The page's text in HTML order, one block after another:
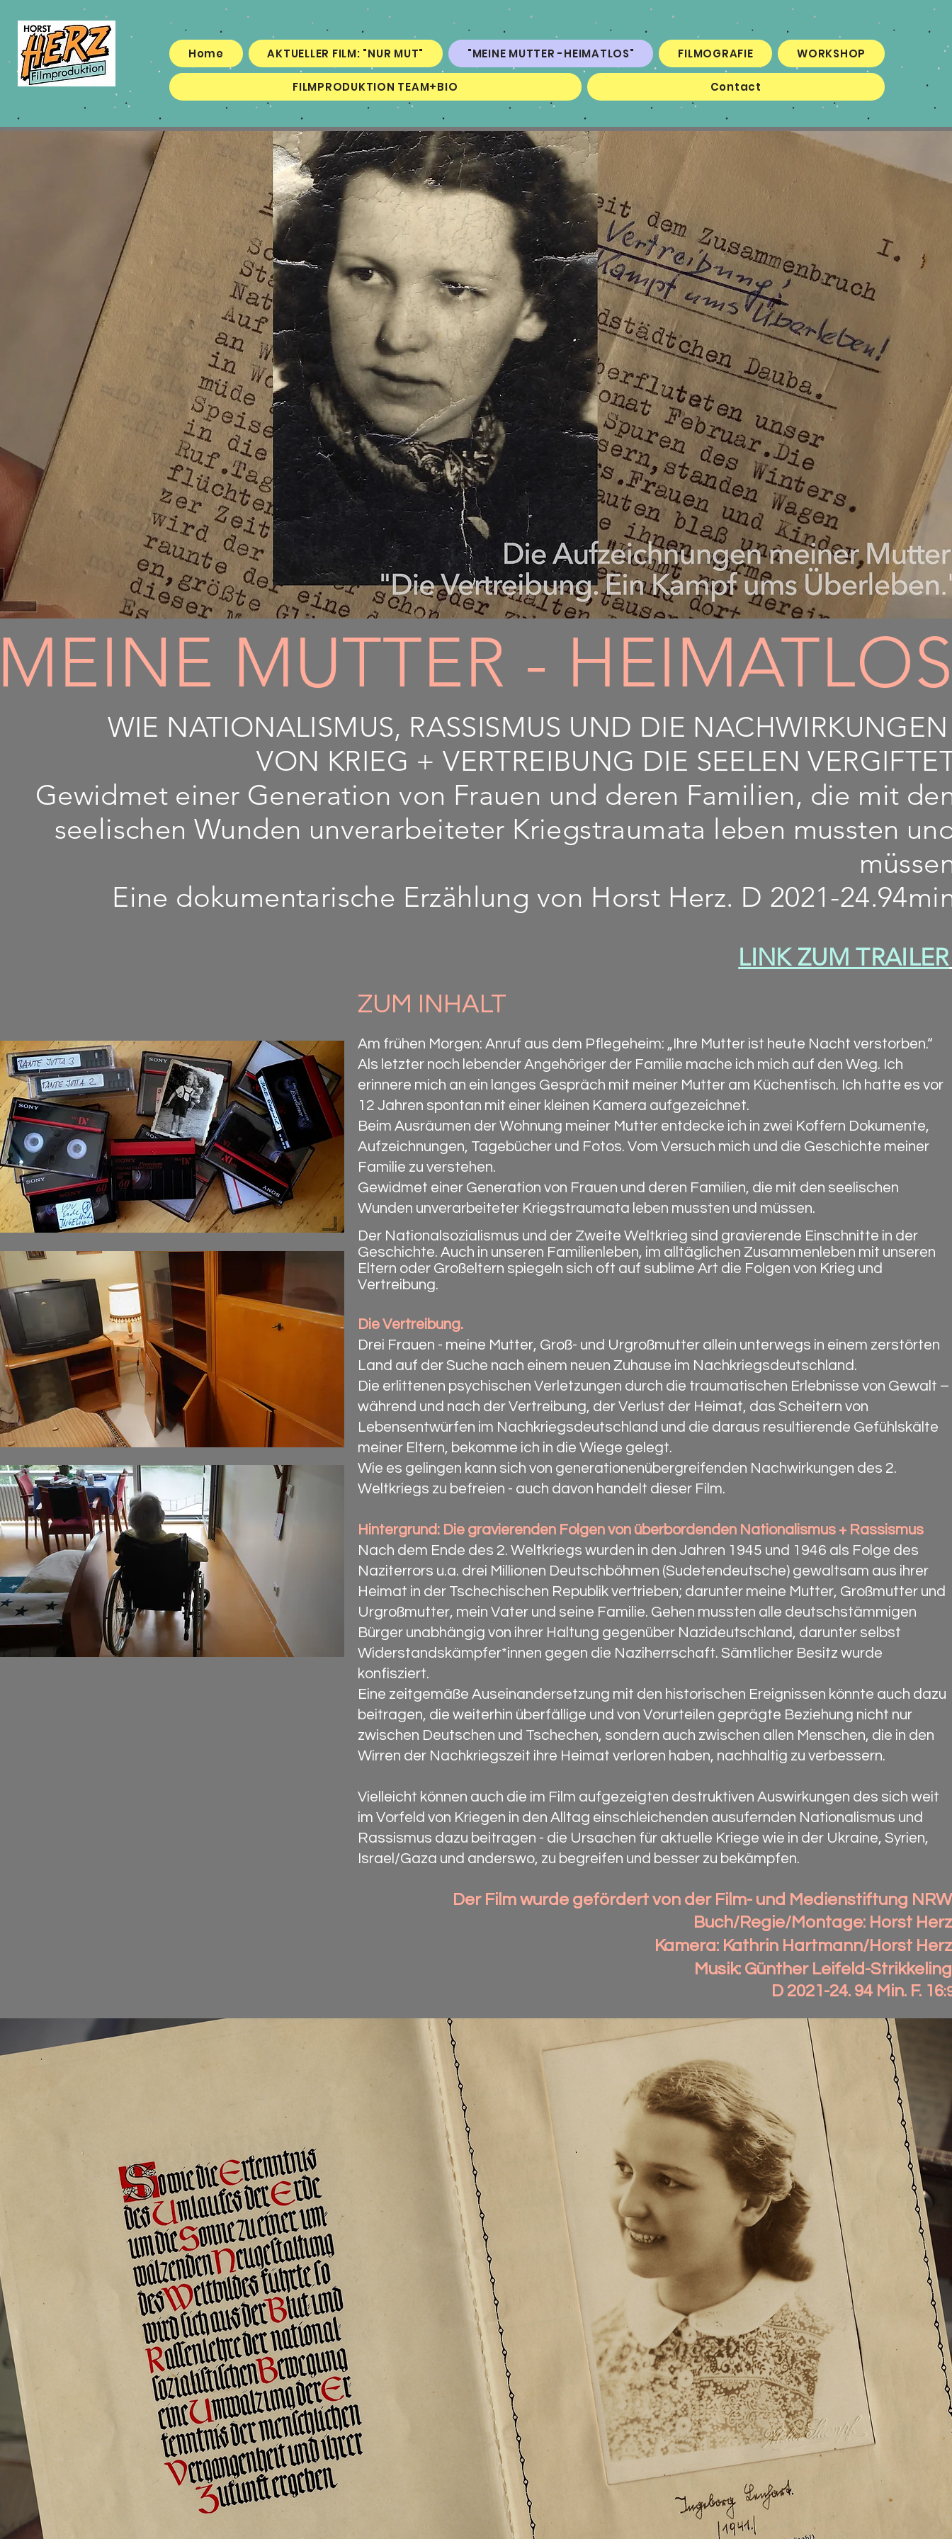
Home AKTUELLER FILM: "NUR MUT" "MEINE MUTTER -HEIMATLOS" FILMOGRAFIE WORKSHOP
FILMPRODUKTION TEAM+BIO Contact
MUTTER -
WIE NATIONALISMUS, RASSISMUS UND DIE
VON KRIEG + VERTREIBUNG DIE SEELEN
Gewidmet einer Generation von Frauen und deren Familien, die mit
seelischen Wunden unverarbeiteter Kriegstraumata leben mussten
Eine dokumentarische Erzählung von Horst Herz. D 2021-
LINK ZUM TRAILER
ZUM INHALT
Am frühen Morgen: Anruf aus dem Pflegeheim: „Ihre Mutter ist heute Nacht verstorben.“
Als letzter noch lebender Angehöriger der Familie mache ich mich auf den Weg. Ich
erinnere mich an ein langes Gespräch mit meiner Mutter am Küchentisch. Ich hatte es vor
12 Jahren spontan mit einer kleinen Kamera aufgezeichnet.
Beim Ausräumen der Wohnung meiner Mutter entdecke ich in zwei Koffern Dokumente,
Aufzeichnungen, Tagebücher und Fotos. Vom Versuch mich und die Geschichte meiner
Familie zu verstehen.
Gewidmet einer Generation von Frauen und deren Familien, die mit den seelischen
Wunden unverarbeiteter Kriegstraumata leben mussten und müssen.
Der Nationalsozialismus und der Zweite Weltkrieg sind gravierende Einschnitte in der
Geschichte. Auch in unseren Familienleben, im alltäglichen Zusammenleben mit unseren
Eltern oder Großeltern spiegeln sich oft auf sublime Art die Folgen von Krieg und
Vertreibung.
Die Vertreibung.
Drei Frauen - meine Mutter, Groß- und Urgroßmutter allein unterwegs in einem zerstörten
Land auf der Suche nach einem neuen Zuhause im Nachkriegsdeutschland.
Die erlittenen psychischen Verletzungen durch die traumatischen Erlebnisse von Gewalt –
während und nach der Vertreibung, der Verlust der Heimat, das Scheitern von
Lebensentwürfen im Nachkriegsdeutschland und die daraus resultierende Gefühlskälte
meiner Eltern, bekomme ich in die Wiege gelegt.
Wie es gelingen kann sich von generationenübergreifenden Nachwirkungen des 2.
Weltkriegs zu befreien - auch davon handelt dieser Film.
Hintergrund: Die gravierenden Folgen von überbordenden Nationalismus + Rassismus
Nach dem Ende des 2. Weltkriegs wurden in den Jahren 1945 und 1946 als Folge des
Naziterrors u.a. drei Millionen Deutschböhmen (Sudetendeutsche) gewaltsam aus ihrer
Heimat in der Tschechischen Republik vertrieben; darunter meine Mutter, Großmutter und
Urgroßmutter, mein Vater und seine Familie. Gehen mussten alle deutschstämmigen
Bürger unabhängig von ihrer Haltung gegenüber Nazideutschland, darunter selbst
Widerstandskämpfer*innen gegen die Naziherrschaft. Sämtlicher Besitz wurde
konfisziert.
Eine zeitgemäße Auseinandersetzung mit den historischen Ereignissen könnte auch dazu
beitragen, die weiterhin überfällige und von Vorurteilen geprägte Beziehung nicht nur
zwischen Deutschen und Tschechen, sondern auch zwischen allen Menschen, die in den
Wirren der Nachkriegszeit ihre Heimat verloren haben, nachhaltig zu verbessern.
Vielleicht können auch die im Film aufgezeigten destruktiven Auswirkungen des sich weit
im Vorfeld von Kriegen in den Alltag einschleichenden ausufernden Nationalismus und
Rassismus dazu beitragen - die Ursachen für aktuelle Kriege wie in der Ukraine, Syrien,
Israel/Gaza und anderswo, zu begreifen und besser zu bekämpfen.
Der Film wurde gefördert von der Film- und Medienstiftung
Buch/Regie/Montage: Horst
Kamera: Kathrin Hartmann/Horst
Musik: Günther Leifeld-
D 2021-24. 94 Min. F. 16